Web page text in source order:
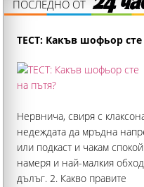
ПОСЛЕДНО ОТ
ТЕСТ: Какъв шофьор сте
Нервнича, свиря с
недеждата да мръдна
или подкаст и чакам
намеря и най-малкия
дълъг. 2. Какво правите